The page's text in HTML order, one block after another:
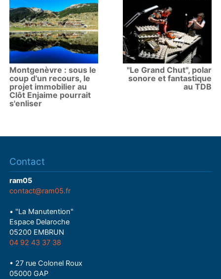
Montgenèvre : sous le
coup d'un recours, le
projet immobilier au
Clôt Enjaime pourrait
s'enliser
"Le Grand Chut", polar
sonore et fantastique
au TDB
Contact
ram05
contact@ram05.fr
• "La Manutention"
Espace Delaroche
05200 EMBRUN
04 92 43 37 38
• 27 rue Colonel Roux
05000 GAP